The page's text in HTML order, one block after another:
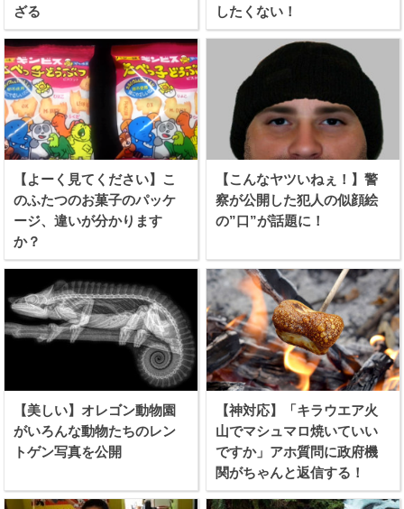
ざる
したくない！
【よーく見てください】こ
のふたつのお菓子のパッケ
ージ、違いが分かります
か？
【こんなヤツいねぇ！】警
察が公開した犯人の似顔絵
の”口”が話題に！
【美しい】オレゴン動物園
がいろんな動物たちのレン
トゲン写真を公開
【神対応】「キラウエア火
山でマシュマロ焼いていい
ですか」アホ質問に政府機
関がちゃんと返信する！